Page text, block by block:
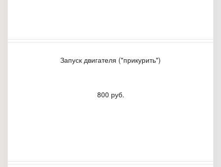
Запуск двигателя ("прикурить")
800 руб.